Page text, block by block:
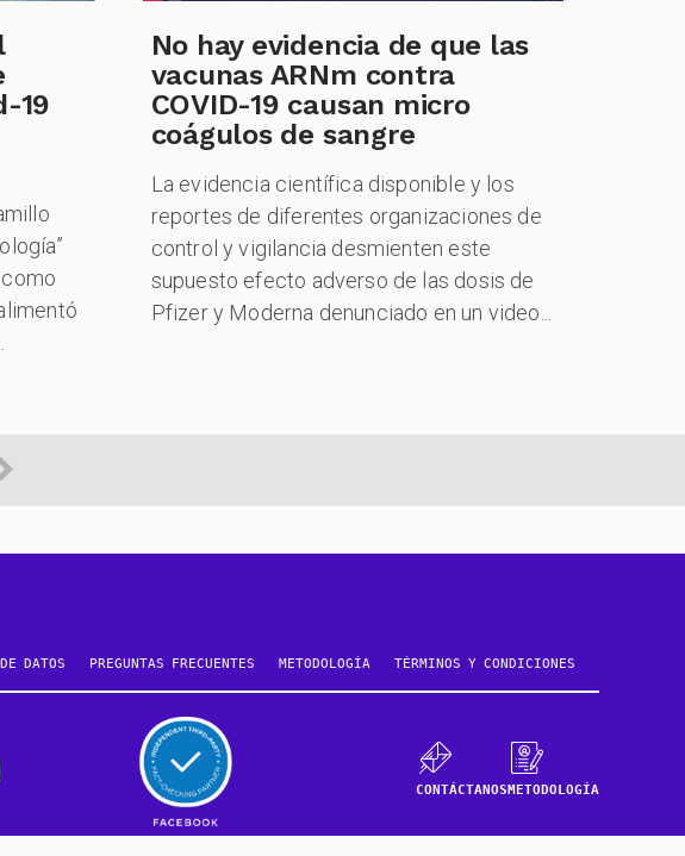
19
como
No hay evidencia de que las
vacunas ARNm contra
COVID-19 causan micro
coágulos de sangre
La evidencia científica disponible y los
reportes de diferentes organizaciones de
control y vigilancia desmienten este
supuesto efecto adverso de las dosis de
Pfizer y Moderna denunciado en un video...
DATOS PREGUNTAS FRECUENTES METODOLOGÍA TÉRMINOS Y CONDICIONES
CONTÁCTANOSMETODOLOGÍA